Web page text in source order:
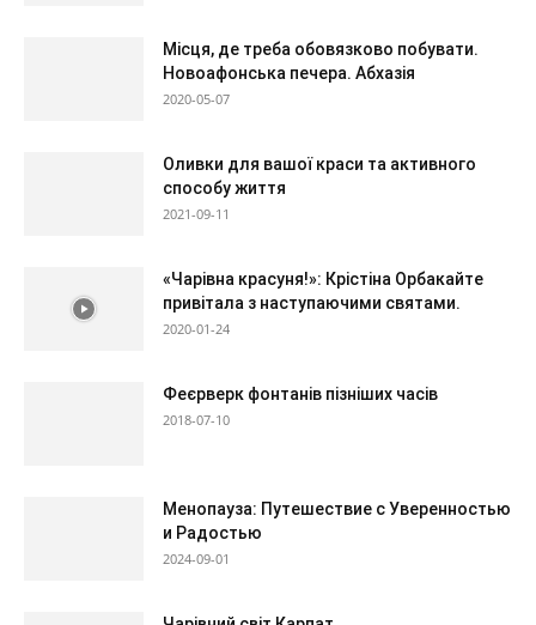
Місця, де треба обовязково побувати.
Новоафонська печера. Абхазія
2020-05-07
Оливки для вашої краси та активного
способу життя
2021-09-11
«Чарівна красуня!»: Крістіна Орбакайте
привітала з наступаючими святами.
2020-01-24
Феєрверк фонтанів пізніших часів
2018-07-10
Менопауза: Путешествие с Уверенностью
и Радостью
2024-09-01